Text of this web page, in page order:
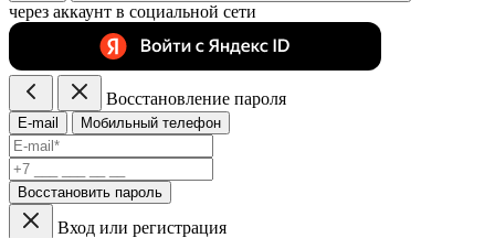
через аккаунт в социальной сети
Восстановление пароля
E-mail Мобильный телефон
Восстановить пароль
Вход или регистрация